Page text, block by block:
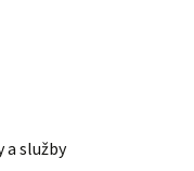
a služby